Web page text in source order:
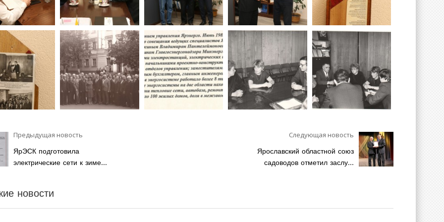
Предыдущая новость
ЯрЭСК подготовила
электрические сети к зиме...
Следующая новость
Ярославский областной союз
садоводов отметил заслу...
новости